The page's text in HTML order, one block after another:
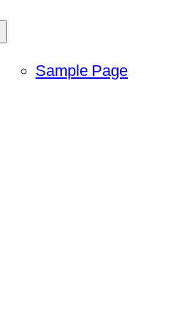
Sample Page